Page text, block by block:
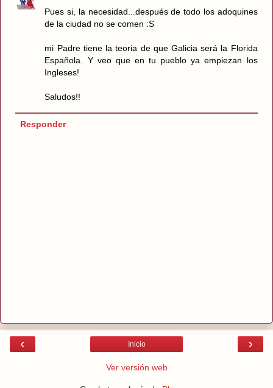
Pues si, la necesidad...después de todo los adoquines
de la ciudad no se comen :S
mi Padre tiene la teoria de que Galicia será la Florida
Española. Y veo que en tu pueblo ya empiezan los
Ingleses!
Saludos!!
Responder
‹ ›
Inicio
Ver versión web